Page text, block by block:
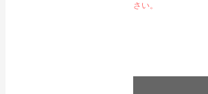
さい。